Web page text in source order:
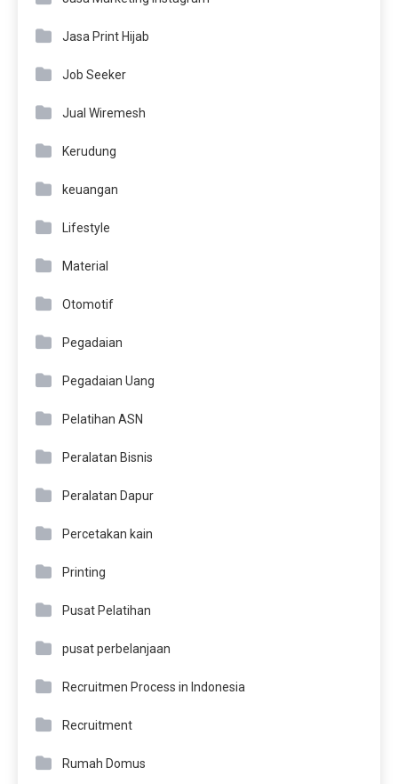
Jasa Print Hijab
Job Seeker
Jual Wiremesh
Kerudung
keuangan
Lifestyle
Material
Otomotif
Pegadaian
Pegadaian Uang
Pelatihan ASN
Peralatan Bisnis
Peralatan Dapur
Percetakan kain
Printing
Pusat Pelatihan
pusat perbelanjaan
Recruitmen Process in Indonesia
Recruitment
Rumah Domus